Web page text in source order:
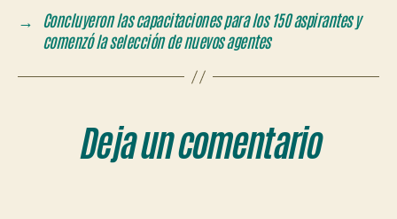
→ Concluyeron las capacitaciones para los 150 aspirantes y
comenzó la selección de nuevos agentes
Deja un comentario